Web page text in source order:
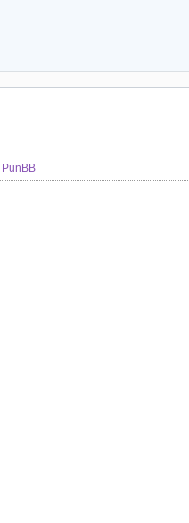
PunBB